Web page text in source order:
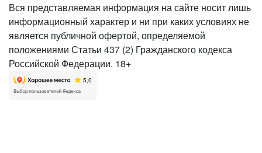
Вся представляемая информация на сайте носит лишь
информационный характер и ни при каких условиях не
является публичной офертой, определяемой
положениями Статьи 437 (2) Гражданского кодекса
Российской Федерации. 18+